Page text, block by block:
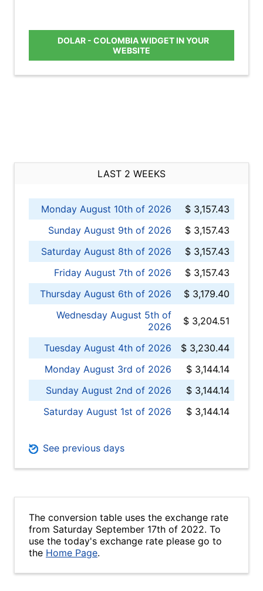
DOLAR - COLOMBIA WIDGET IN YOUR
WEBSITE
LAST 2 WEEKS
Monday August 10th of 2026
$ 3,157.43
Sunday August 9th of 2026
$ 3,157.43
Saturday August 8th of 2026
$ 3,157.43
Friday August 7th of 2026
$ 3,157.43
Thursday August 6th of 2026
$ 3,179.40
Wednesday August 5th of
2026
$ 3,204.51
Tuesday August 4th of 2026
$ 3,230.44
Monday August 3rd of 2026
$ 3,144.14
Sunday August 2nd of 2026
$ 3,144.14
Saturday August 1st of 2026
$ 3,144.14
See previous days
The conversion table uses the exchange rate
from Saturday September 17th of 2022. To
use the today's exchange rate please go to
the Home Page.